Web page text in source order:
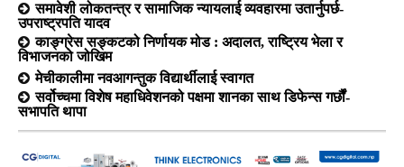
समावेशी लोकतन्त्र र सामाजिक न्यायलाई व्यवहारमा उतार्नुपर्छ-
उपराष्ट्रपति यादव
काङ्ग्रेस सङ्कटको निर्णायक मोड : अदालत, राष्ट्रिय भेला र
विभाजनको जोखिम
मेचीकालीमा नवआगन्तुक विद्यार्थीलाई स्वागत
सर्वोच्चमा विशेष महाधिवेशनको पक्षमा शानका साथ डिफेन्स गर्छौं-
सभापति थापा